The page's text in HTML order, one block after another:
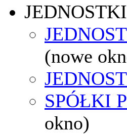
(nowe
SPÓŁKI
okno)